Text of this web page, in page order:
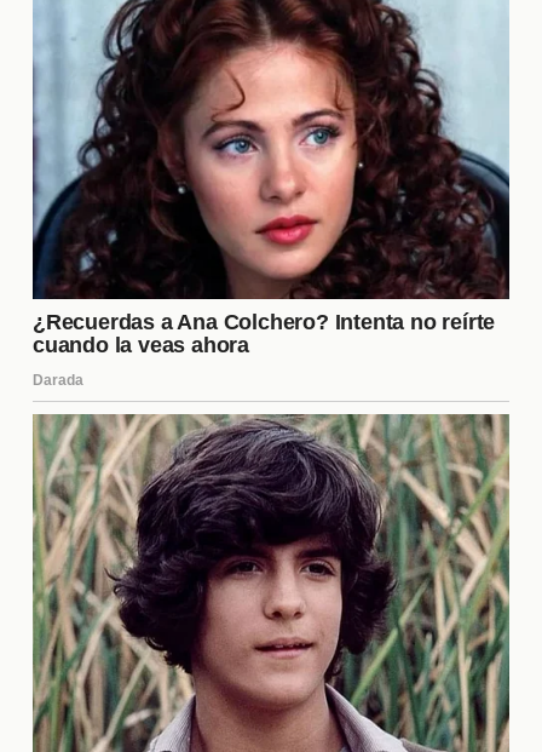
horas. Este encuentro promete ser un evento
destacado en el calendario futbolístico, y los
aficionados están ansiosos por ver a sus equipos en
acción. Asegúrate de estar preparado para disfrutar
de un emocionante espectáculo.
¿Dónde se jugará el partido?
El encuentro se llevará a cabo en el icónico Estadio
La Bombonera, hogar de Boca Juniors. Este estadio
es conocido por su atmósfera vibrante y el apoyo
incondicional de la hinchada. La localía puede ser
un factor determinante, ya que el apoyo de los
aficionados suele influir en el rendimiento del
equipo local.
¿Qué importancia tiene este
partido para Boca Juniors?
Este partido es crucial para Boca Juniors en su
búsqueda de puntos en la liga. Una victoria no solo
les ayudaría a mejorar su posición en la tabla, sino
que también aumentaría la confianza del equipo.